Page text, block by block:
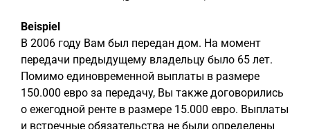
Beispiel
В 2006 году Вам был передан дом. На момент
передачи предыдущему владельцу было 65 лет.
Помимо единовременной выплаты в размере
150.000 евро за передачу, Вы также договорились
о ежегодной ренте в размере 15.000 евро. Выплаты
и встречные обязательства не были определены